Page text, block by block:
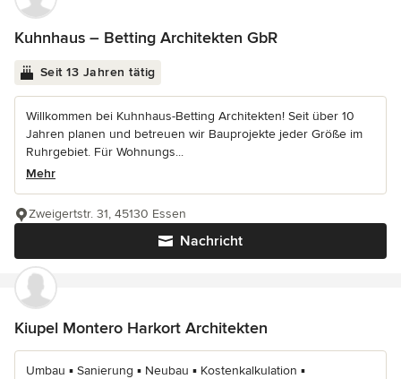
Kuhnhaus – Betting Architekten GbR
Seit 13 Jahren tätig
Willkommen bei Kuhnhaus-Betting Architekten! Seit über 10
Jahren planen und betreuen wir Bauprojekte jeder Größe im
Ruhrgebiet. Für Wohnungs...
Mehr
Nachricht
Zweigertstr. 31, 45130 Essen
Kiupel Montero Harkort Architekten
Umbau ▪ Sanierung ▪ Neubau ▪ Kostenkalkulation ▪